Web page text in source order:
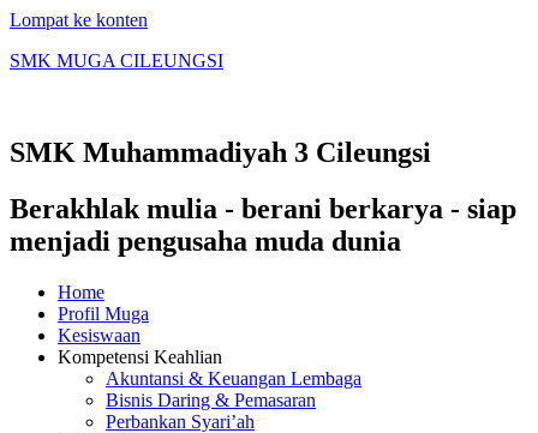
Lompat ke konten
SMK MUGA CILEUNGSI
SMK Muhammadiyah 3 Cileungsi
Berakhlak mulia - berani berkarya - siap
menjadi pengusaha muda dunia
Home
Profil Muga
Kesiswaan
Kompetensi Keahlian
Akuntansi & Keuangan Lembaga
Bisnis Daring & Pemasaran
Perbankan Syari’ah